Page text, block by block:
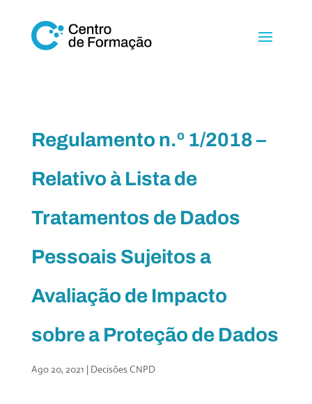
Regulamento n.º 1/2018 –
Relativo à Lista de
Tratamentos de Dados
Pessoais Sujeitos a
Avaliação de Impacto
sobre a Proteção de Dados
Ago 20, 2021 | Decisões CNPD